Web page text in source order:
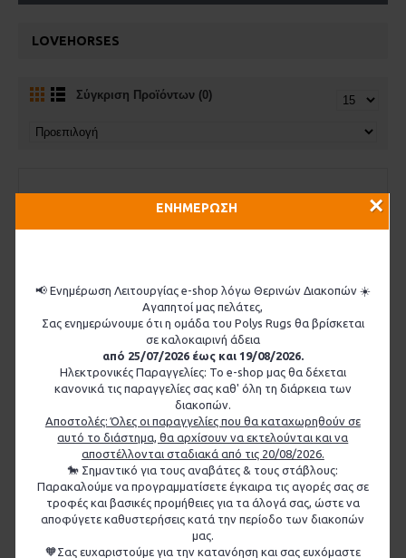
ΕΝΗΜΕΡΩΣΗ
📢 Ενημέρωση Λειτουργίας e-shop λόγω Θερινών Διακοπών ☀️
Αγαπητοί μας πελάτες,
Σας ενημερώνουμε ότι η ομάδα του Polys Rugs θα βρίσκεται
σε καλοκαιρινή άδεια
από 25/07/2026 έως και 19/08/2026.
Ηλεκτρονικές Παραγγελίες: Το e-shop μας θα δέχεται
κανονικά τις παραγγελίες σας καθ' όλη τη διάρκεια των
διακοπών.
Αποστολές: Όλες οι παραγγελίες που θα καταχωρηθούν σε
αυτό το διάστημα, θα αρχίσουν να εκτελούνται και να
αποστέλλονται σταδιακά από τις 20/08/2026.
🐎 Σημαντικό για τους αναβάτες & τους στάβλους:
Παρακαλούμε να προγραμματίσετε έγκαιρα τις αγορές σας σε
τροφές και βασικές προμήθειες για τα άλογά σας, ώστε να
αποφύγετε καθυστερήσεις κατά την περίοδο των διακοπών
μας.
🧡Σας ευχαριστούμε για την κατανόηση και σας ευχόμαστε
×
LOVEHORSES
Σύγκριση Προϊόντων (0)
LoveHorses - Επίδεσμος Σώματος Deluxe